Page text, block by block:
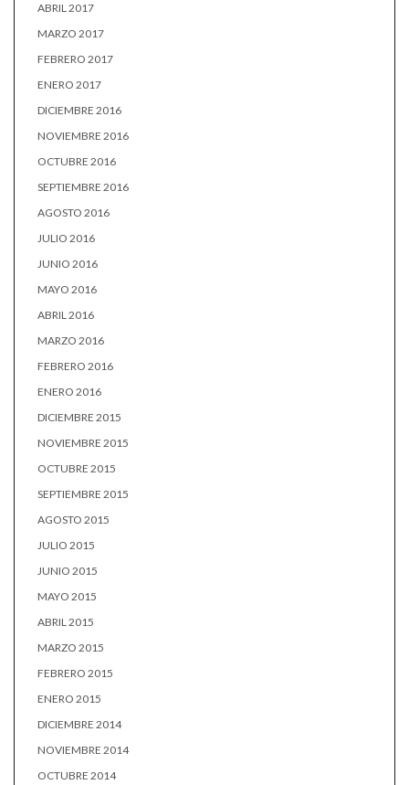
ABRIL 2017
MARZO 2017
FEBRERO 2017
ENERO 2017
DICIEMBRE 2016
NOVIEMBRE 2016
OCTUBRE 2016
SEPTIEMBRE 2016
AGOSTO 2016
JULIO 2016
JUNIO 2016
MAYO 2016
ABRIL 2016
MARZO 2016
FEBRERO 2016
ENERO 2016
DICIEMBRE 2015
NOVIEMBRE 2015
OCTUBRE 2015
SEPTIEMBRE 2015
AGOSTO 2015
JULIO 2015
JUNIO 2015
MAYO 2015
ABRIL 2015
MARZO 2015
FEBRERO 2015
ENERO 2015
DICIEMBRE 2014
NOVIEMBRE 2014
OCTUBRE 2014